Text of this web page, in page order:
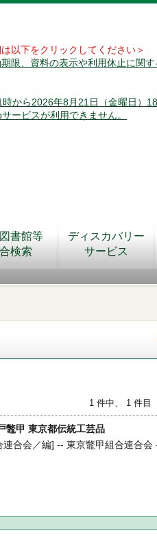
以下をクリックしてください＞
限、資料の表示や利用休止に関す
から2026年8月21日（金曜日）
ービスが利用できません。
書館等
検索
ディスカバリー
サービス
1 件中、 1 件目
鼈甲 東京都伝統工芸品
連合会／編] -- 東京鼈甲組合連合会